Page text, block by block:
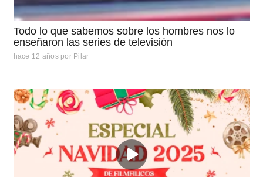
Todo lo que sabemos sobre los hombres nos lo
enseñaron las series de televisión
hace 12 años por Pilar